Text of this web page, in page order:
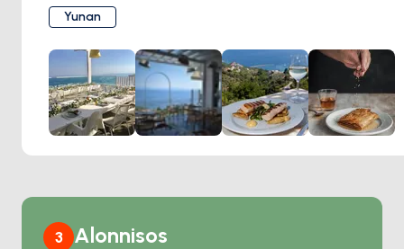
ve huzurlu atmosferi, menüdeki kuzu eti, musakka ve el
yapımı tatlılar gibi özel lezzetlere mükemmel bir eşlik
eder. Agnanti, lezzetli yemekleri muhteşem manzaralarla
birleştirmek isteyenler için mutlaka ziyaret edilmesi
gereken bir yerdir.
Yunan
3 Alonnisos